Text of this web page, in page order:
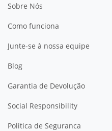
Sobre Nós
Como funciona
Junte-se à nossa equipe
Blog
Garantia de Devolução
Social Responsibility
Politica de Seguranca